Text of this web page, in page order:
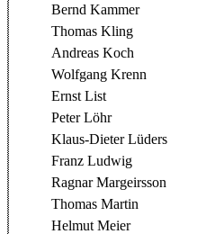
Bernd Kammer
Thomas Kling
Andreas Koch
Wolfgang Krenn
Ernst List
Peter Löhr
Klaus-Dieter Lüders
Franz Ludwig
Ragnar Margeirsson
Thomas Martin
Helmut Meier